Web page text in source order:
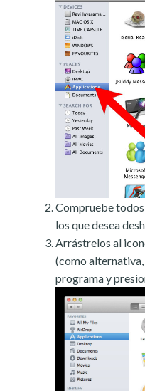
Compruebe
los que desea
Arrástrelos al
(como
programa y